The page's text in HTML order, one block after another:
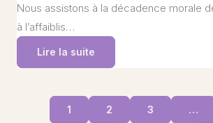
Nous assistons à la décadence morale
à l’affaiblis…
Lire la suite
1 2 3 …